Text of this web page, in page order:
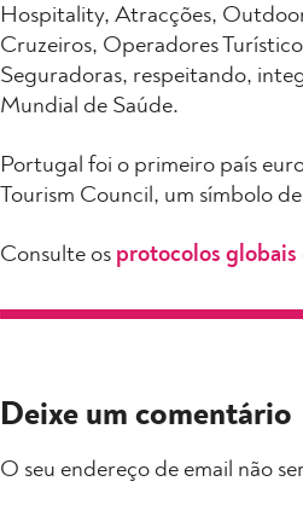
Hospitality, Atracções,
Cruzeiros, Operadores
Seguradoras, respeitando,
Mundial de Saúde.
Portugal foi o primeiro país
Tourism Council, um símbolo
Consulte os protocolos globais
Deixe um comentário
O seu endereço de email não